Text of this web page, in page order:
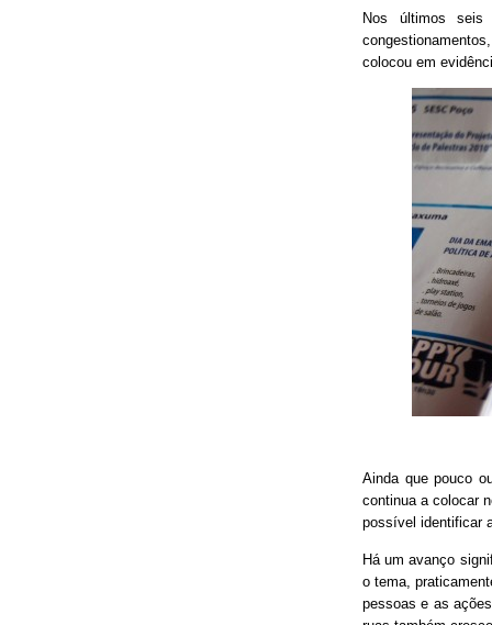
Nos últimos seis
colocou em
Ainda que pouco
continua a colocar
possível identificar
Há um avanço
o tema,
pessoas e as